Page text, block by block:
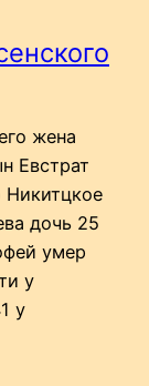
жена
Евстрат
Никитцкое
дочь 25
умер
у
у